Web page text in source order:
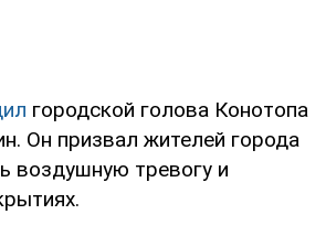
городской голова Конотопа
Он призвал жителей города
воздушную тревогу и